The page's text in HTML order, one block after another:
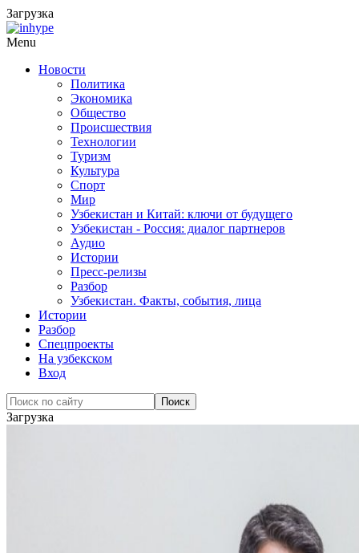
Загрузка
Menu
Новости
Политика
Экономика
Общество
Происшествия
Технологии
Туризм
Культура
Спорт
Мир
Узбекистан и Китай: ключи от будущего
Узбекистан - Россия: диалог партнеров
Аудио
Истории
Пресс-релизы
Разбор
Узбекистан. Факты, события, лица
Истории
Разбор
Спецпроекты
На узбекском
Вход
Загрузка